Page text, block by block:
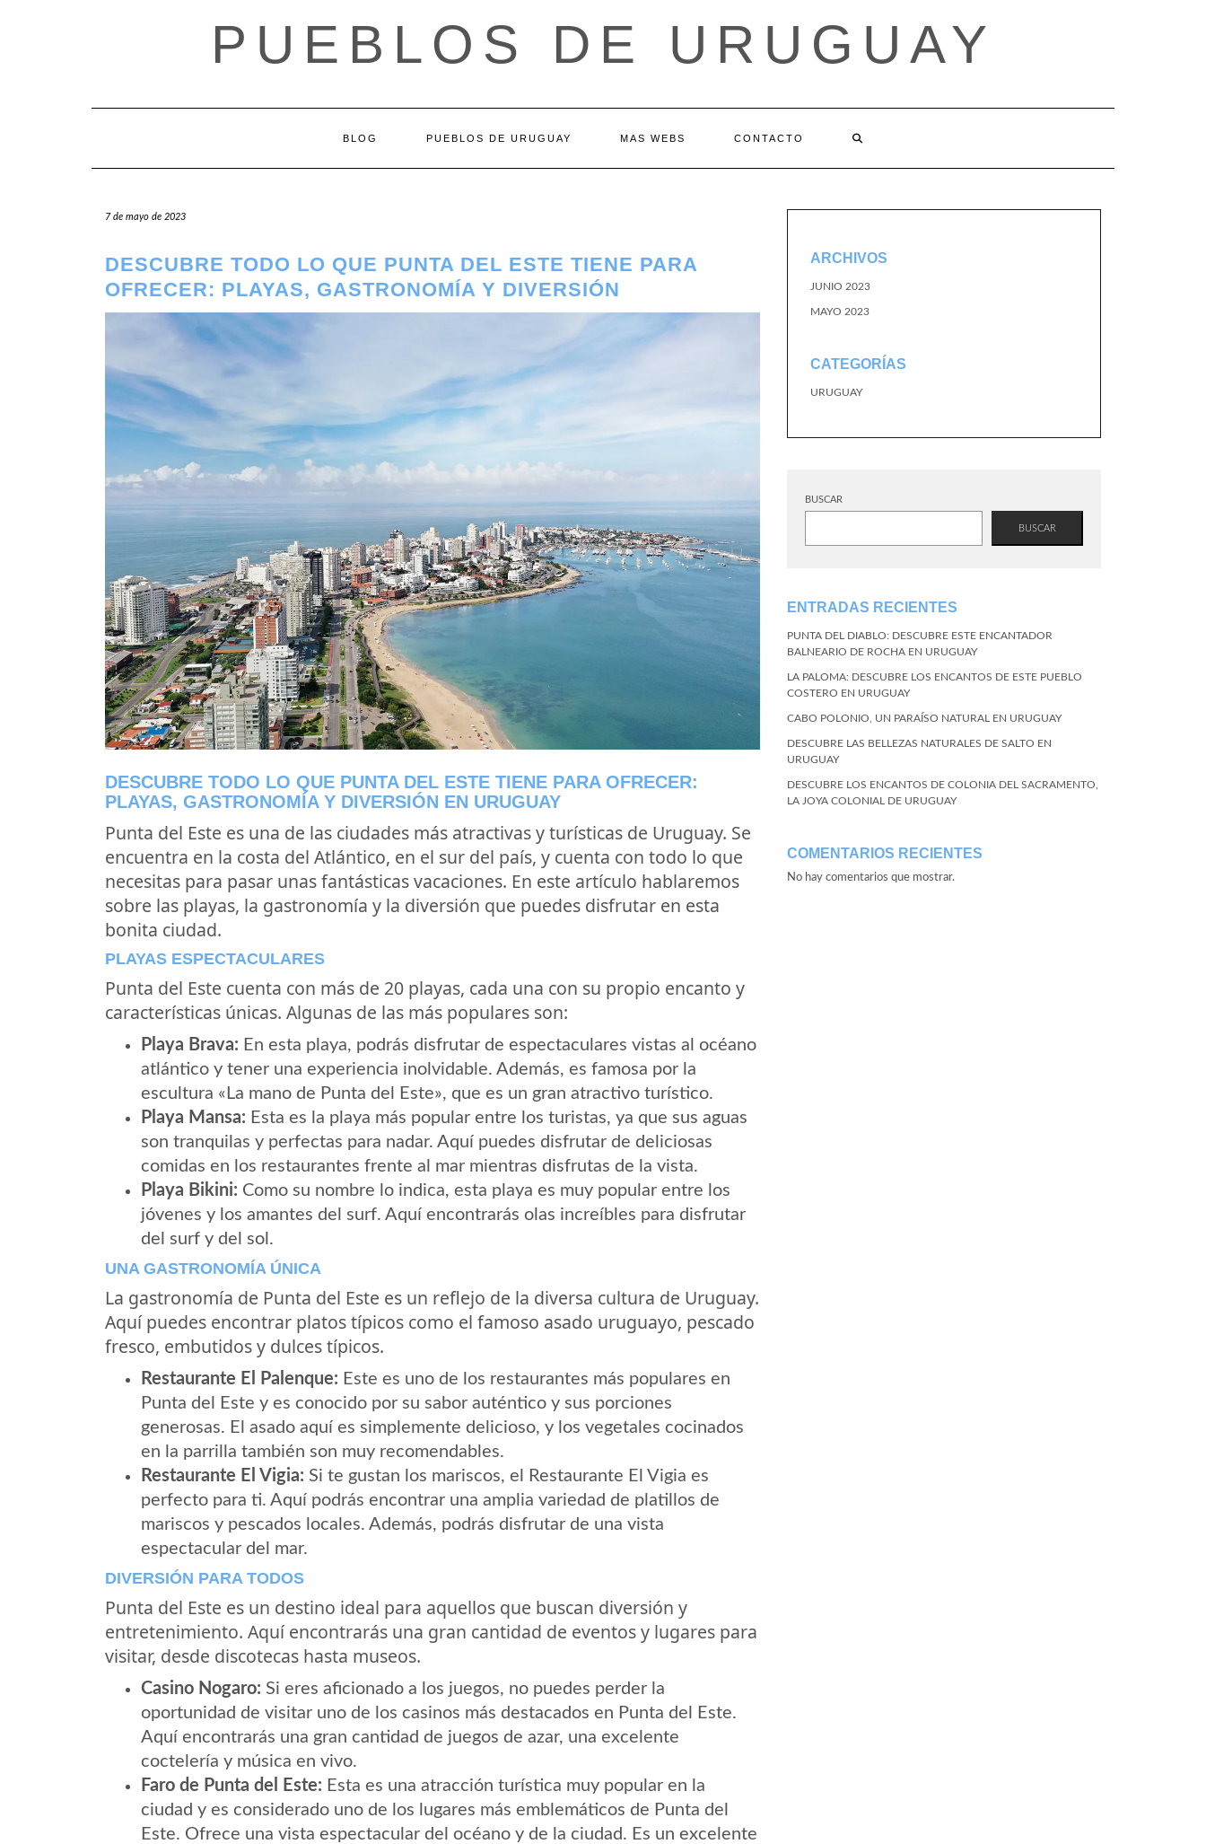
PUEBLOS DE URUGUAY
BLOG PUEBLOS DE URUGUAY MAS WEBS CONTACTO
7 de mayo de 2023
DESCUBRE TODO LO QUE PUNTA DEL ESTE TIENE PARA
OFRECER: PLAYAS, GASTRONOMÍA Y DIVERSIÓN
DESCUBRE TODO LO QUE PUNTA DEL ESTE TIENE PARA OFRECER:
PLAYAS, GASTRONOMÍA Y DIVERSIÓN EN URUGUAY
Punta del Este es una de las ciudades más atractivas y turísticas de Uruguay. Se
encuentra en la costa del Atlántico, en el sur del país, y cuenta con todo lo que
necesitas para pasar unas fantásticas vacaciones. En este artículo hablaremos
sobre las playas, la gastronomía y la diversión que puedes disfrutar en esta
bonita ciudad.
PLAYAS ESPECTACULARES
Punta del Este cuenta con más de 20 playas, cada una con su propio encanto y
características únicas. Algunas de las más populares son:
Playa Brava: En esta playa, podrás disfrutar de espectaculares vistas al océano
atlántico y tener una experiencia inolvidable. Además, es famosa por la
escultura «La mano de Punta del Este», que es un gran atractivo turístico.
Playa Mansa: Esta es la playa más popular entre los turistas, ya que sus aguas
son tranquilas y perfectas para nadar. Aquí puedes disfrutar de deliciosas
comidas en los restaurantes frente al mar mientras disfrutas de la vista.
Playa Bikini: Como su nombre lo indica, esta playa es muy popular entre los
jóvenes y los amantes del surf. Aquí encontrarás olas increíbles para disfrutar
del surf y del sol.
UNA GASTRONOMÍA ÚNICA
La gastronomía de Punta del Este es un reflejo de la diversa cultura de Uruguay.
Aquí puedes encontrar platos típicos como el famoso asado uruguayo, pescado
fresco, embutidos y dulces típicos.
Restaurante El Palenque: Este es uno de los restaurantes más populares en
Punta del Este y es conocido por su sabor auténtico y sus porciones
generosas. El asado aquí es simplemente delicioso, y los vegetales cocinados
en la parrilla también son muy recomendables.
Restaurante El Vigia: Si te gustan los mariscos, el Restaurante El Vigia es
perfecto para ti. Aquí podrás encontrar una amplia variedad de platillos de
mariscos y pescados locales. Además, podrás disfrutar de una vista
espectacular del mar.
DIVERSIÓN PARA TODOS
Punta del Este es un destino ideal para aquellos que buscan diversión y
entretenimiento. Aquí encontrarás una gran cantidad de eventos y lugares para
visitar, desde discotecas hasta museos.
Casino Nogaro: Si eres aficionado a los juegos, no puedes perder la
oportunidad de visitar uno de los casinos más destacados en Punta del Este.
Aquí encontrarás una gran cantidad de juegos de azar, una excelente
coctelería y música en vivo.
Faro de Punta del Este: Esta es una atracción turística muy popular en la
ciudad y es considerado uno de los lugares más emblemáticos de Punta del
Este. Ofrece una vista espectacular del océano y de la ciudad. Es un excelente
ARCHIVOS
JUNIO 2023
MAYO 2023
CATEGORÍAS
URUGUAY
BUSCAR
BUSCAR
ENTRADAS RECIENTES
PUNTA DEL DIABLO: DESCUBRE ESTE ENCANTADOR
BALNEARIO DE ROCHA EN URUGUAY
LA PALOMA: DESCUBRE LOS ENCANTOS DE ESTE PUEBLO
COSTERO EN URUGUAY
CABO POLONIO, UN PARAÍSO NATURAL EN URUGUAY
DESCUBRE LAS BELLEZAS NATURALES DE SALTO EN
URUGUAY
DESCUBRE LOS ENCANTOS DE COLONIA DEL SACRAMENTO,
LA JOYA COLONIAL DE URUGUAY
COMENTARIOS RECIENTES
No hay comentarios que mostrar.